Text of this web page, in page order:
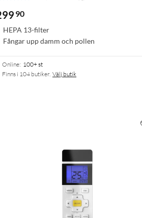
90
HEPA 13-filter
Fångar upp damm och pollen
Online: 100+ st
Finns i 104 butiker. Välj butik